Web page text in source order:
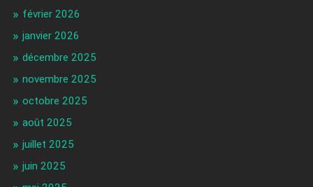
février 2026
janvier 2026
décembre 2025
novembre 2025
octobre 2025
août 2025
juillet 2025
juin 2025